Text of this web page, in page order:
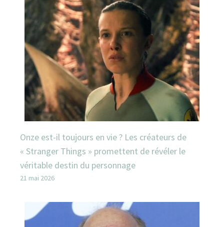
Onze est-il toujours en vie ? Les créateurs de
« Stranger Things » promettent de révéler le
véritable destin du personnage
21 mai 2026